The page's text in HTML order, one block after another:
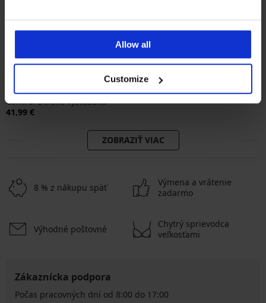
Allow all
Customize
4,9
Podprsenka Maia 4D Soft
Control Deluxe vystužená
41,99 €
4,9
Podprsenka Simplicity T-Shirt
Bra vystužená
20,99 €
ZOBRAZIŤ VIAC
8 % z nákupu späť
Výmena a vrátenie
zadarmo
Výhodné poštovné
Chytrý sprievodca
veľkosťami
Zákaznícka podpora
Počas pracovných dní od 8:00 do 17:00